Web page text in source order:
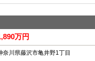
万円
奈川県藤沢市亀井野1丁目